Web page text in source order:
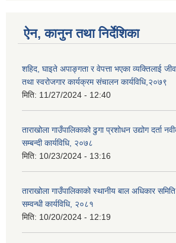
ऐन, कानुन तथा निर्देशिका
शहिद, घाइते अपाङ्गता र वेपत्ता भएका व्यक्तिलाई
तथा स्वरोजगार कार्यक्रम संचालन कार्यविधि,२०७९
मिति: 11/27/2024 - 12:40
ताराखोला गाउँपालिकाको ढुगा प्रशोधन उद्योग
सम्बन्दी कार्यविधि, २०७८
मिति: 10/23/2024 - 13:16
ताराखोला गाउँपालिकाको स्थानीय बाल अधिकार
सम्वन्धी कार्यविधि, २०८१
मिति: 10/20/2024 - 12:19